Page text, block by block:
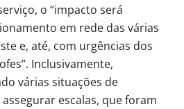
o “impacto será
em rede das várias
e, até, com urgências dos
Inclusivamente,
várias situações de
escalas, que foram